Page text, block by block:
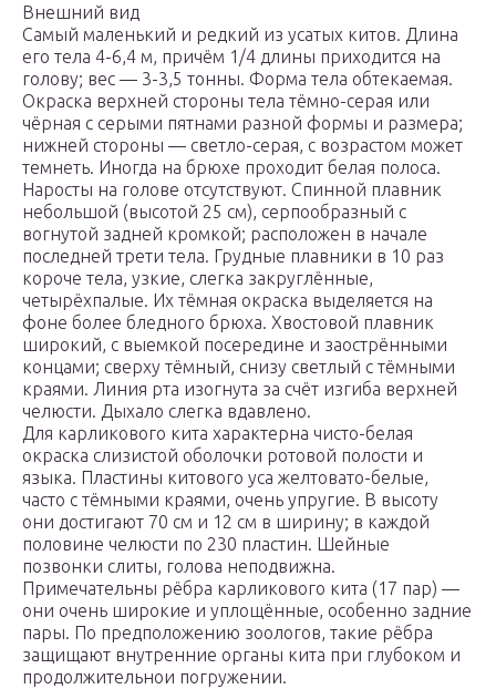
Внешний вид
Самый маленький и редкий из усатых китов. Длина
его тела 4-6,4 м, причём 1/4 длины приходится на
голову; вес — 3-3,5 тонны. Форма тела обтекаемая.
Окраска верхней стороны тела тёмно-серая или
чёрная с серыми пятнами разной формы и размера;
нижней стороны — светло-серая, с возрастом может
темнеть. Иногда на брюхе проходит белая полоса.
Наросты на голове отсутствуют. Спинной плавник
небольшой (высотой 25 см), серпообразный с
вогнутой задней кромкой; расположен в начале
последней трети тела. Грудные плавники в 10 раз
короче тела, узкие, слегка закруглённые,
четырёхпалые. Их тёмная окраска выделяется на
фоне более бледного брюха. Хвостовой плавник
широкий, с выемкой посередине и заострёнными
концами; сверху тёмный, снизу светлый с тёмными
краями. Линия рта изогнута за счёт изгиба верхней
челюсти. Дыхало слегка вдавлено.
Для карликового кита характерна чисто-белая
окраска слизистой оболочки ротовой полости и
языка. Пластины китового уса желтовато-белые,
часто с тёмными краями, очень упругие. В высоту
они достигают 70 см и 12 см в ширину; в каждой
половине челюсти по 230 пластин. Шейные
позвонки слиты, голова неподвижна.
Примечательны рёбра карликового кита (17 пар) —
они очень широкие и уплощённые, особенно задние
пары. По предположению зоологов, такие рёбра
защищают внутренние органы кита при глубоком и
продолжительнои погружении.